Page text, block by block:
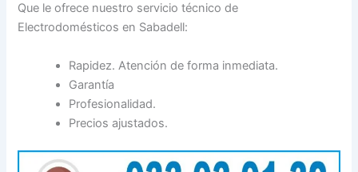
Que le ofrece nuestro servicio técnico de
Electrodomésticos en Sabadell:
Rapidez. Atención de forma inmediata.
Garantía
Profesionalidad.
Precios ajustados.